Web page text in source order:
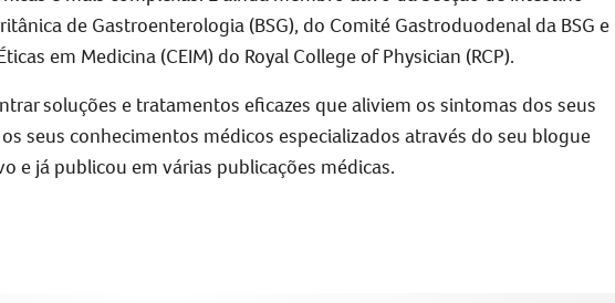
de Gastroenterologia (BSG), do Comité Gastroduodenal da BSG e
em Medicina (CEIM) do Royal College of Physician (RCP).
soluções e tratamentos eficazes que aliviem os sintomas dos seus
seus conhecimentos médicos especializados através do seu blogue
e já publicou em várias publicações médicas.